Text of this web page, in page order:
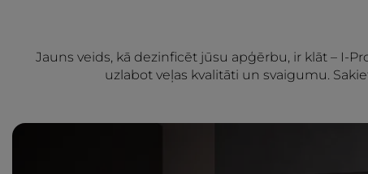
Jauns veids, kā dezinficēt jūsu apģērbu, ir klāt – I-
uzlabot veļas kvalitāti un svaigumu.